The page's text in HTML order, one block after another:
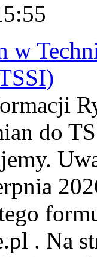
w
do
. Na